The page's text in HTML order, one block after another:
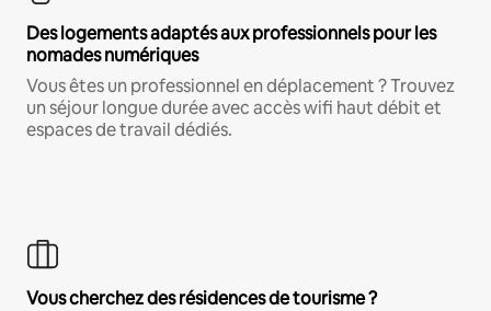
Des logements adaptés aux professionnels pour les
nomades numériques
Vous êtes un professionnel en déplacement ? Trouvez
un séjour longue durée avec accès wifi haut débit et
espaces de travail dédiés.
Vous cherchez des résidences de tourisme ?